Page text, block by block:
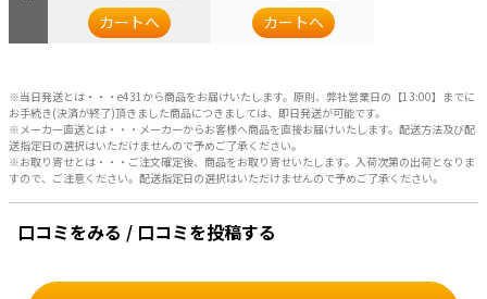
カートへ カートへ
※当日発送とは・・・e431から商品をお届けいたします。原則、弊社営業日の【13:00】までに
お手続き(決済が終了)頂きました商品につきましては、即日発送が可能です。
※メーカー直送とは・・・メーカーからお客様へ商品を直接お届けいたします。配送方法及び配
送指定日の選択はいただけませんので予めご了承ください。
※お取り寄せとは・・・ご注文確定後、商品をお取り寄せいたします。入荷次第の出荷となりま
すので、ご注意ください。配送指定日の選択はいただけませんので予めご了承ください。
口コミをみる / 口コミを投稿する